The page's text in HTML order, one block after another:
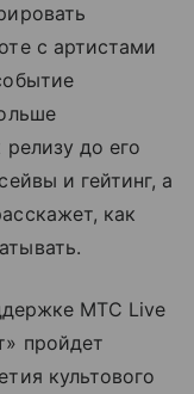
с артистами
до его
и гейтинг, а
как
МТС Live
пройдет
культового